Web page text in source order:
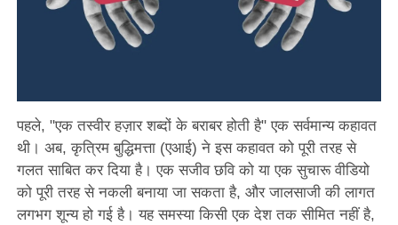
पहले, "एक तस्वीर हज़ार शब्दों के बराबर होती है" एक सर्वमान्य कहावत
थी। अब, कृत्रिम बुद्धिमत्ता (एआई) ने इस कहावत को पूरी तरह से
गलत साबित कर दिया है। एक सजीव छवि को या एक सुचारू वीडियो
को पूरी तरह से नकली बनाया जा सकता है, और जालसाजी की लागत
लगभग शून्य हो गई है। यह समस्या किसी एक देश तक सीमित नहीं है,